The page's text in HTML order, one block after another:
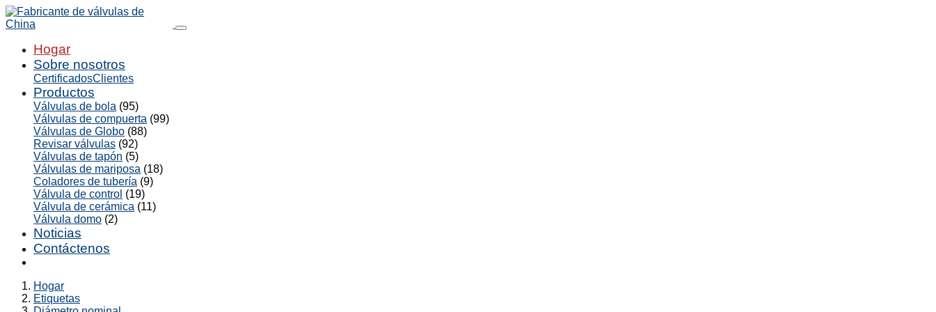
Hogar
Sobre nosotros
CertificadosClientes
Productos
Válvulas de bola (95)
Válvulas de compuerta (99)
Válvulas de Globo (88)
Revisar válvulas (92)
Válvulas de tapón (5)
Válvulas de mariposa (18)
Coladores de tubería (9)
Válvula de control (19)
Válvula de cerámica (11)
Válvula domo (2)
Noticias
Contáctenos
Hogar
Etiquetas